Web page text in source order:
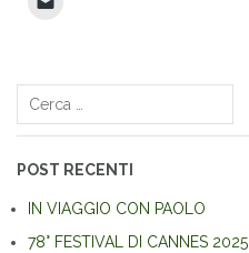
Ricerca
POST RECENTI
IN VIAGGIO CON PAOLO
78° FESTIVAL DI CANNES 2025